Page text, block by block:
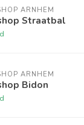
ARNHEM
Straatbal
ARNHEM
Bidon